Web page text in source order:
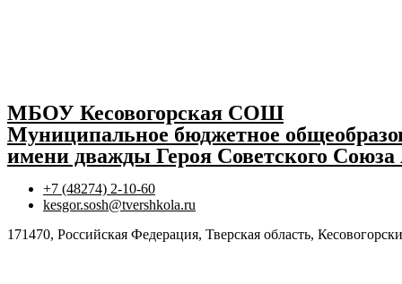
МБОУ Кесовогорская СОШ
Муниципальное бюджетное
имени дважды Героя Советского
+7 (48274) 2-10-60
kesgor.sosh@tvershkola.ru
171470, Российская Федерация, Тверская область,